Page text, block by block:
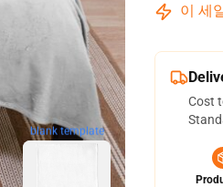
blank template
이 세
Cost